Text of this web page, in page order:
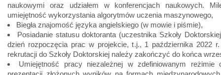
naukowymi oraz udziałem w konferencjach naukowych.
umiejętność wykorzystania algorytmów uczenia maszynowego,
Biegła znajomość języka angielskiego (w mowie i piśmie),
Posiadanie statusu doktoranta (uczestnika Szkoły
dzień rozpoczęcia prac w projekcie, t.j., 1 października 2022
rekrutacji do Szkoły Doktorskiej należy zakończyć do końca
Umiejętność pracy niezależnej w zdefiniowanym reżimie